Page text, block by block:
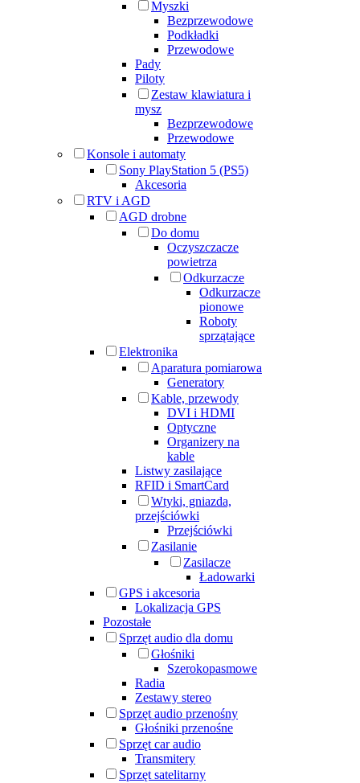
Myszki
Bezprzewodowe
Podkładki
Przewodowe
Pady
Piloty
Zestaw klawiatura i
mysz
Bezprzewodowe
Przewodowe
Konsole i automaty
Sony PlayStation 5 (PS5)
Akcesoria
RTV i AGD
AGD drobne
Do domu
Oczyszczacze
powietrza
Odkurzacze
Odkurzacze
pionowe
Roboty
sprzątające
Elektronika
Aparatura pomiarowa
Generatory
Kable, przewody
DVI i HDMI
Optyczne
Organizery na
kable
Listwy zasilające
RFID i SmartCard
Wtyki, gniazda,
przejściówki
Przejściówki
Zasilanie
Zasilacze
Ładowarki
GPS i akcesoria
Lokalizacja GPS
Pozostałe
Sprzęt audio dla domu
Głośniki
Szerokopasmowe
Radia
Zestawy stereo
Sprzęt audio przenośny
Głośniki przenośne
Sprzęt car audio
Transmitery
Sprzęt satelitarny